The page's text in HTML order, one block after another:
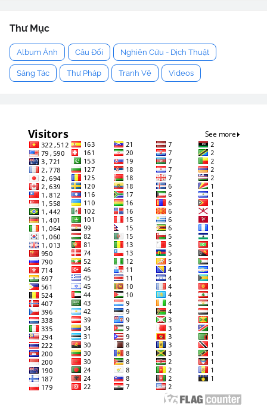
Thư Mục
Album Ảnh Câu Đối Nghiên Cứu - Dịch Thuật
Sáng Tác Thư Pháp Tranh Vẽ Videos